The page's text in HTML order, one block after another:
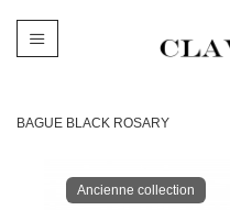
Basculer
BAGUE BLACK ROSARY